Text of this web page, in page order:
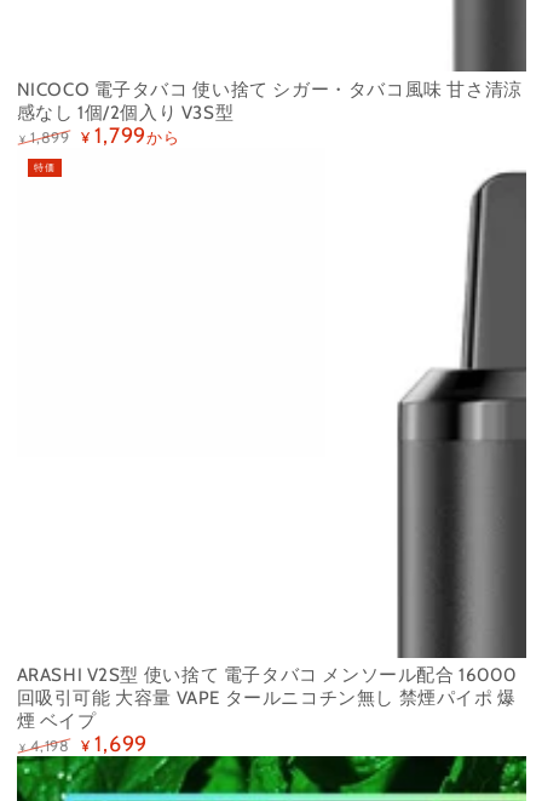
NICOCO 電子タバコ 使い捨て シガー・タバコ風味 甘さ清涼
感なし 1個/2個入り V3S型
定
価
¥ 1,899 ¥ 1,799から
ARASHI V2S型 使い捨て 電子タバコ メンソール配合 16000
回吸引可能 大容量 VAPE タールニコチン無し 禁煙パイポ 爆
煙 ベイプ
定
価
¥ 4,198
特
価
¥ 1,699
特価